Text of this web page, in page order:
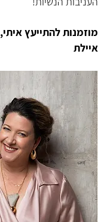
מוזמנות להתייעץ איתי,
איילת